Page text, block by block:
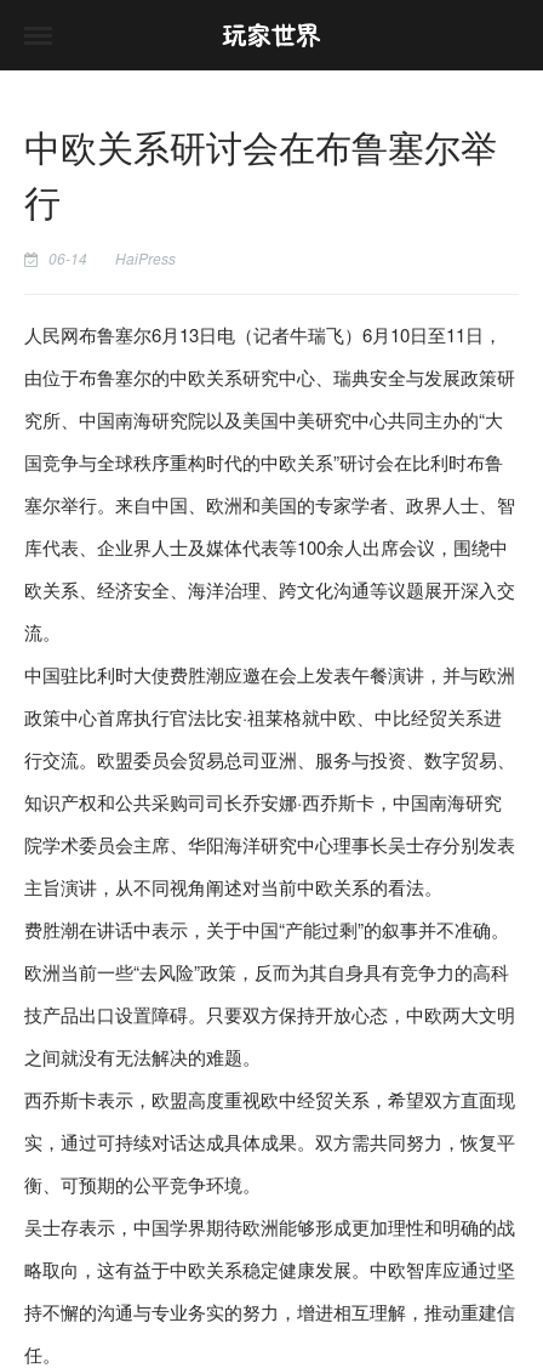
中欧关系研讨会在布鲁塞尔举
行
06-14 HaiPress
人民网布鲁塞尔6月13日电（记者牛瑞飞）6月10日至11日，
由位于布鲁塞尔的中欧关系研究中心、瑞典安全与发展政策研
究所、中国南海研究院以及美国中美研究中心共同主办的“大
国竞争与全球秩序重构时代的中欧关系”研讨会在比利时布鲁
塞尔举行。来自中国、欧洲和美国的专家学者、政界人士、智
库代表、企业界人士及媒体代表等100余人出席会议，围绕中
欧关系、经济安全、海洋治理、跨文化沟通等议题展开深入交
流。
中国驻比利时大使费胜潮应邀在会上发表午餐演讲，并与欧洲
政策中心首席执行官法比安·祖莱格就中欧、中比经贸关系进
行交流。欧盟委员会贸易总司亚洲、服务与投资、数字贸易、
知识产权和公共采购司司长乔安娜·西乔斯卡，中国南海研究
院学术委员会主席、华阳海洋研究中心理事长吴士存分别发表
主旨演讲，从不同视角阐述对当前中欧关系的看法。
费胜潮在讲话中表示，关于中国“产能过剩”的叙事并不准确。
欧洲当前一些“去风险”政策，反而为其自身具有竞争力的高科
技产品出口设置障碍。只要双方保持开放心态，中欧两大文明
之间就没有无法解决的难题。
西乔斯卡表示，欧盟高度重视欧中经贸关系，希望双方直面现
实，通过可持续对话达成具体成果。双方需共同努力，恢复平
衡、可预期的公平竞争环境。
吴士存表示，中国学界期待欧洲能够形成更加理性和明确的战
略取向，这有益于中欧关系稳定健康发展。中欧智库应通过坚
持不懈的沟通与专业务实的努力，增进相互理解，推动重建信
任。